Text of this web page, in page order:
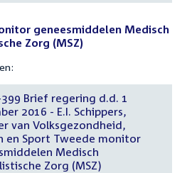
geneesmiddelen Medisch
Zorg (MSZ)
Brief regering d.d. 1
2016 - E.I. Schippers,
van Volksgezondheid,
en Sport Tweede monitor
Medisch
Zorg (MSZ)